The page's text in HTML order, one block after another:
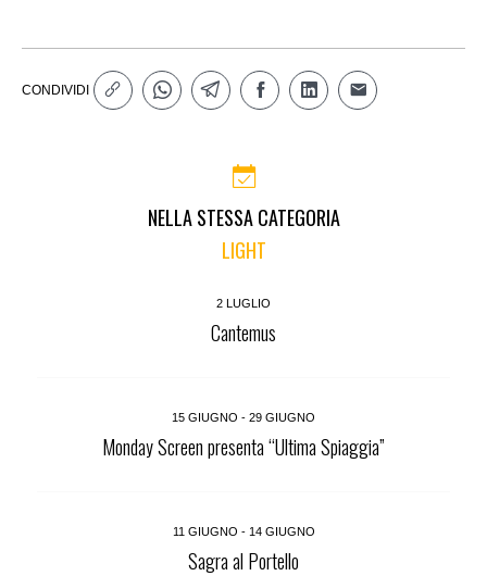
CONDIVIDI
NELLA STESSA CATEGORIA
LIGHT
2 LUGLIO
Cantemus
15 GIUGNO - 29 GIUGNO
Monday Screen presenta “Ultima Spiaggia”
11 GIUGNO - 14 GIUGNO
Sagra al Portello